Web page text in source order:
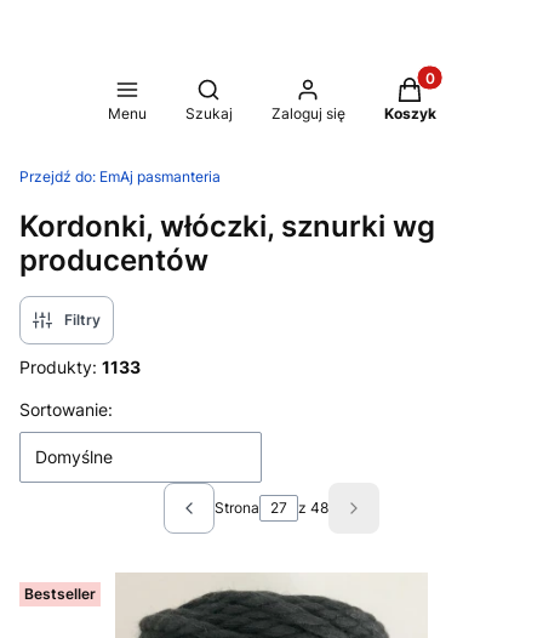
Menu
Otwórz wyszukiwarkę
Szukaj Zaloguj się
Produkty w
Koszyk
Przejdź do: EmAj pasmanteria
Kordonki, włóczki, sznurki wg
producentów
Filtry
Produkty: 1133
Lista produktów
Sortowanie:
Domyślne
Poprzednie produkty
Strona z 48 Następne produkty
Bestseller